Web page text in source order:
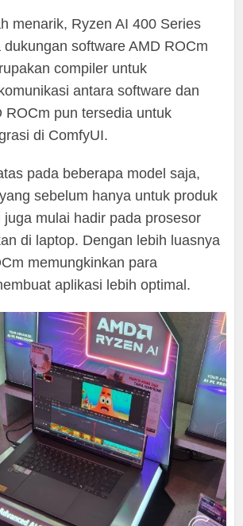
menarik, Ryzen AI 400 Series
software AMD ROCm
compiler untuk
antara software dan
ROCm pun tersedia untuk
di ComfyUI.
pada beberapa model saja,
sebelum hanya untuk produk
mulai hadir pada prosesor
di laptop. Dengan lebih luasnya
memungkinkan para
aplikasi lebih optimal.